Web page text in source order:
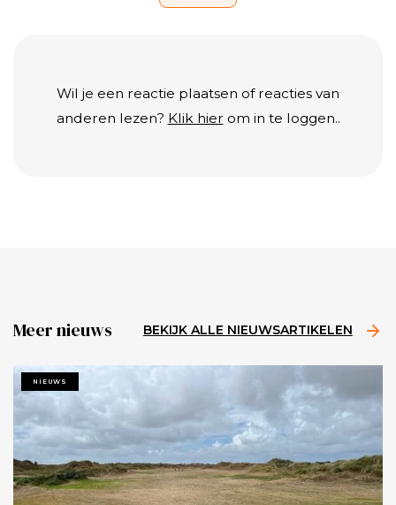
Wil je een reactie plaatsen of reacties van
anderen lezen? Klik hier om in te loggen..
Meer nieuws BEKIJK ALLE NIEUWSARTIKELEN
NIEUWS